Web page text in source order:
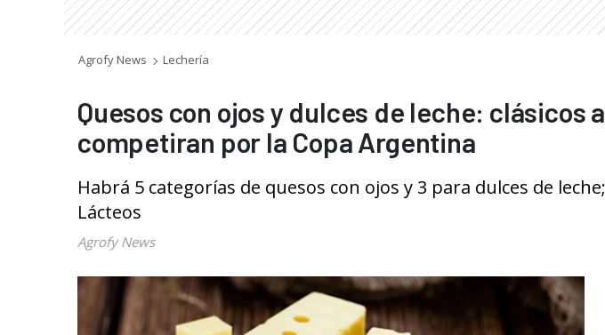
Agrofy News Lechería
Quesos con ojos y dulces de leche: clásicos
competiran por la Copa Argentina
Habrá 5 categorías de quesos con ojos y 3 para dulces de
Lácteos
Agrofy News